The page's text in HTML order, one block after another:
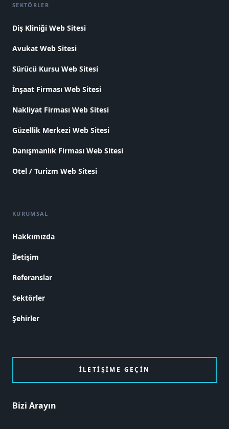
SEKTÖRLER
Diş Kliniği Web Sitesi
Avukat Web Sitesi
Sürücü Kursu Web Sitesi
İnşaat Firması Web Sitesi
Nakliyat Firması Web Sitesi
Güzellik Merkezi Web Sitesi
Danışmanlık Firması Web Sitesi
Otel / Turizm Web Sitesi
KURUMSAL
Hakkımızda
İletişim
Referanslar
Sektörler
Şehirler
İLETIŞIME GEÇIN
Bizi Arayın